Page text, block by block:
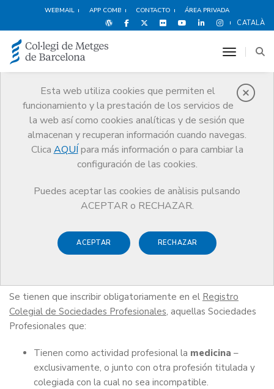
WEBMAIL APP COMB CONTACTO ÁREA PRIVADA
CATALÀ
Esta web utiliza cookies que permiten el
funcionamiento y la prestación de los servicios de
la web así como cookies analíticas y de sesión que
almacenan y recuperan información cuando navegas.
Clica AQUÍ para más información o para cambiar la
configuración de las cookies.
Puedes aceptar las cookies de anàlisis pulsando
ACEPTAR o RECHAZAR.
ACEPTAR RECHAZAR
toggle
Sociedades
Profesionales
Trámites
Sociedades Profesionales
Alta en el Registro de Sociedades Profesionales
Alta en el Registro de
Se tienen que inscribir obligatoriamente en el Registro
Colegial de Sociedades Profesionales, aquellas Sociedades
Profesionales que:
Tienen como actividad profesional la medicina –
exclusivamente, o junto con otra profesión titulada y
colegiada con la cual no sea incompatible.